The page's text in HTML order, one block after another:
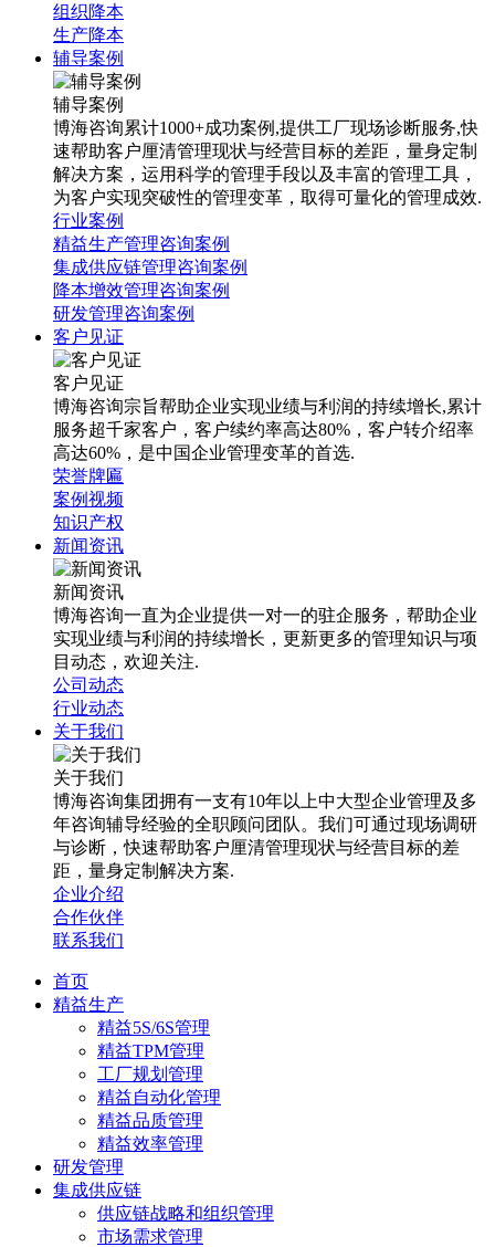
组织降本
生产降本
辅导案例
辅导案例
博海咨询累计1000+成功案例,提供工厂现场诊断服务,快
速帮助客户厘清管理现状与经营目标的差距，量身定制
解决方案，运用科学的管理手段以及丰富的管理工具，
为客户实现突破性的管理变革，取得可量化的管理成效.
行业案例
精益生产管理咨询案例
集成供应链管理咨询案例
降本增效管理咨询案例
研发管理咨询案例
客户见证
客户见证
博海咨询宗旨帮助企业实现业绩与利润的持续增长,累计
服务超千家客户，客户续约率高达80%，客户转介绍率
高达60%，是中国企业管理变革的首选.
荣誉牌匾
案例视频
知识产权
新闻资讯
新闻资讯
博海咨询一直为企业提供一对一的驻企服务，帮助企业
实现业绩与利润的持续增长，更新更多的管理知识与项
目动态，欢迎关注.
公司动态
行业动态
关于我们
关于我们
博海咨询集团拥有一支有10年以上中大型企业管理及多
年咨询辅导经验的全职顾问团队。我们可通过现场调研
与诊断，快速帮助客户厘清管理现状与经营目标的差
距，量身定制解决方案.
企业介绍
合作伙伴
联系我们
首页
精益生产
精益5S/6S管理
精益TPM管理
工厂规划管理
精益自动化管理
精益品质管理
精益效率管理
研发管理
集成供应链
供应链战略和组织管理
市场需求管理